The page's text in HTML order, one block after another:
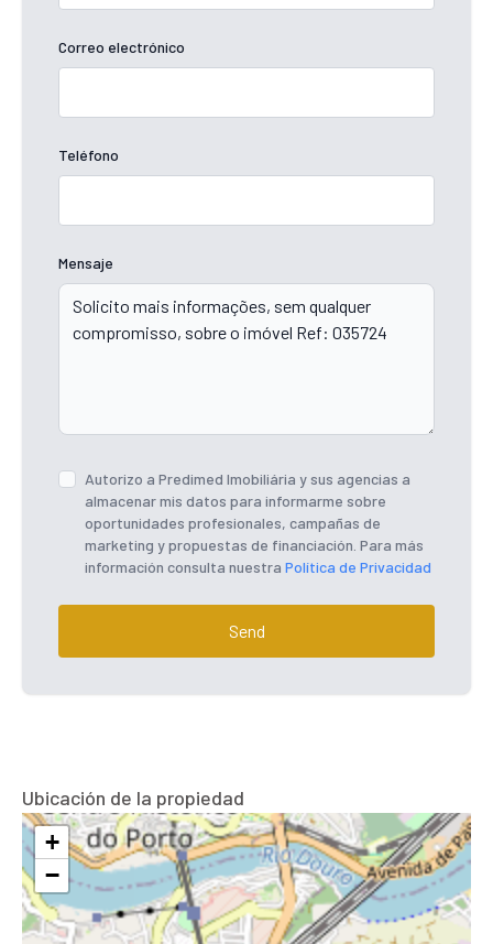
Correo electrónico
Teléfono
Mensaje
Autorizo ​​a Predimed Imobiliária y sus agencias a
almacenar mis datos para informarme sobre
oportunidades profesionales, campañas de
marketing y propuestas de financiación. Para más
información consulta nuestra Política de Privacidad
Send
Ubicación de la propiedad
+
−